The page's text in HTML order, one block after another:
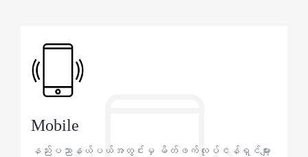
Mobile
နည်းပညာနယ်ပယ်အတွင်းမှ မိတ်ဖက်လုပ်ငန်ရှင်များ့